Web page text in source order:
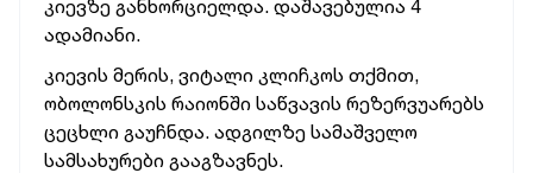
კიევზე განხორციელდა. დაშავებულია 4
ადამიანი.
კიევის მერის, ვიტალი კლიჩკოს თქმით,
ობოლონსკის რაიონში საწვავის რეზერვუარებს
ცეცხლი გაუჩნდა. ადგილზე სამაშველო
სამსახურები გააგზავნეს.